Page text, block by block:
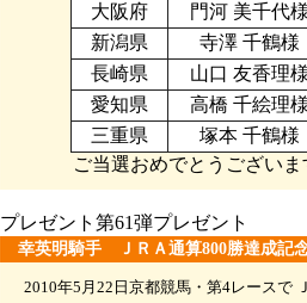
大阪府
門河 美千代
新潟県
寺澤 千鶴様
長崎県
山口 友香理
愛知県
高橋 千絵理
三重県
塚本 千鶴様
ご当選おめでとうございま
プレゼント第61弾プレゼント
幸英明騎手 ＪＲＡ通算800勝達成
2010年5月22日京都競馬・第4レースで